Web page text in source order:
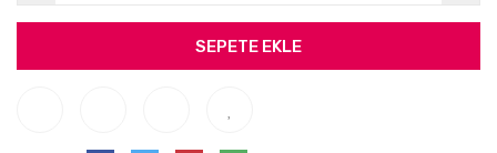
SEPETE EKLE